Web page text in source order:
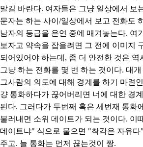
말길 바란다. 여자들은 그냥 일상에서 보
문자는 하는 사이/일상에서 보고 전화도
남자의 등급을 은연 중에 매겨놓는다. 여
보자고 약속을 잡을려면 그 전에 이미지
되어있어야 하는데, 좀 더 안전한 것은 역
그냥 하는 전화를 몇 번 하는 것이다. 대
그사람의 의도에 대해 경계를 하기 마련
걍 통화하다가 끊어버리면 너에 대한 경
된다. 그러다가 두번째 혹은 세번재 통화
불러내면 소위 데이트가 되는 것이다. 이
데이트냐" 식으로 물으면 "착각은 자유
주고. 늘 통화는 먼저 끊는것이 짱.